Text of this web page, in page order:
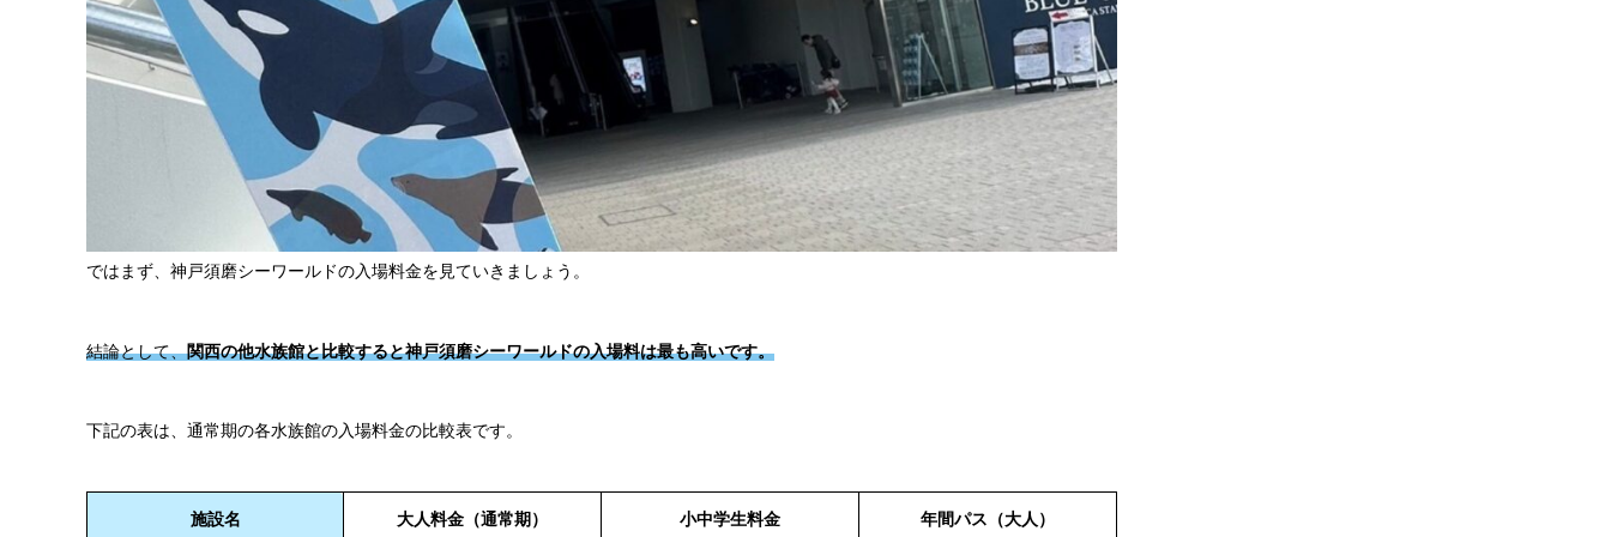
ではまず、神戸須磨シーワールドの入場料金を見ていきましょう。
結論として、関西の他水族館と比較すると神戸須磨シーワールドの入場料は最も高いです。
下記の表は、通常期の各水族館の入場料金の比較表です。
施設名 大人料金（通常期） 小中学生料金 年間パス（大人）